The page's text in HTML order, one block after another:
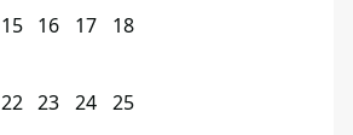
15 16 17 18
22 23 24 25